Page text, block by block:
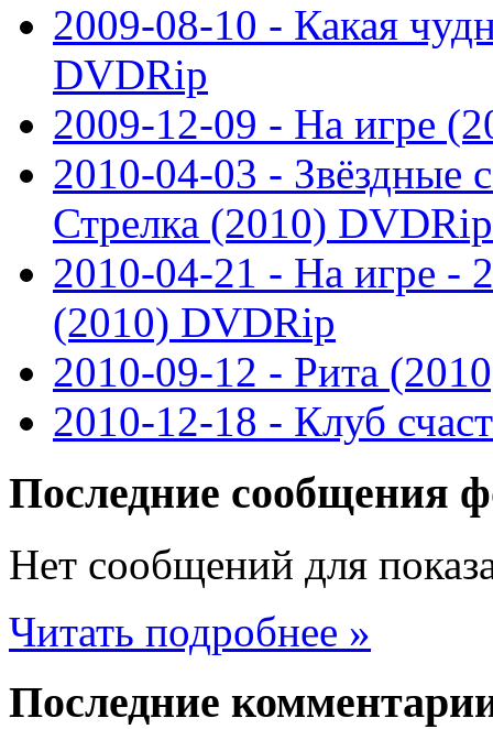
2009-08-10 - Какая
DVDRip
2009-12-09 - На игре
2010-04-03 - Звёздные
Стрелка (2010) DVDRip
2010-04-21 - На игре -
(2010) DVDRip
2010-09-12 - Рита
2010-12-18 - Клуб
Последние сообщения
Нет сообщений для
Читать подробнее »
Последние